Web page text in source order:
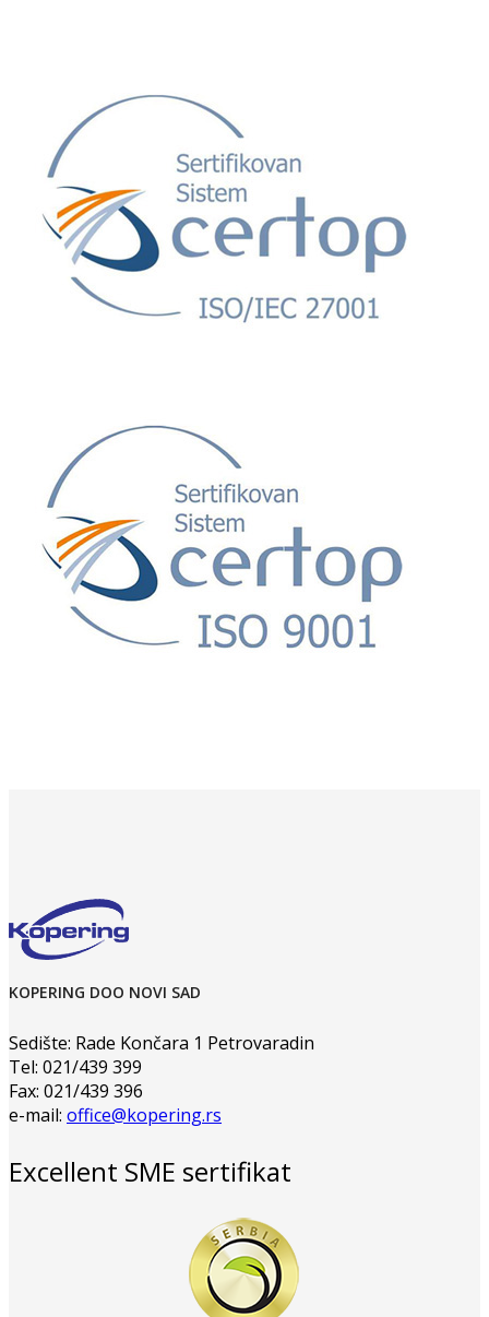
KOPERING DOO NOVI SAD
Sedište: Rade Končara 1 Petrovaradin
Tel: 021/439 399
Fax: 021/439 396
e-mail: office@kopering.rs
Excellent SME sertifikat